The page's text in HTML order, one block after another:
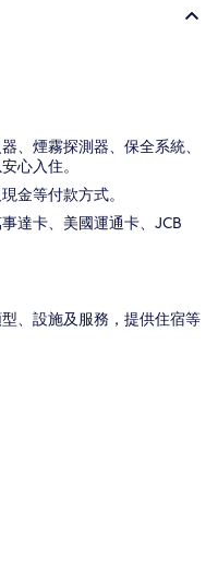
、煙霧探測器、保全系統、
心入住。
金等付款方式。
達卡、美國運通卡、JCB
、設施及服務，提供住宿等